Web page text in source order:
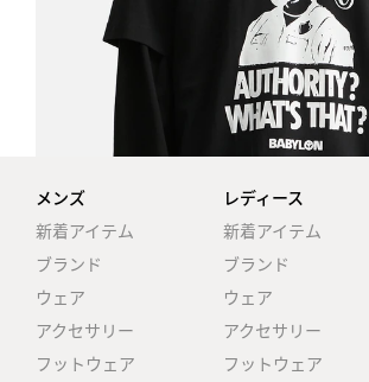
メンズ
新着アイテム
ブランド
ウェア
アクセサリー
フットウェア
レディース
新着アイテム
ブランド
ウェア
アクセサリー
フットウェア